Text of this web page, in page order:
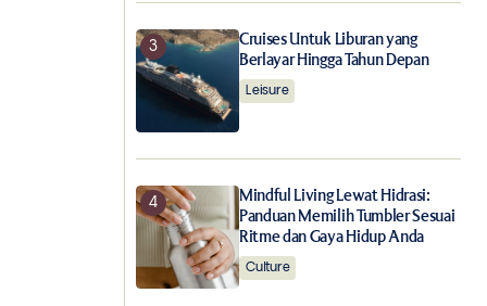
Cruises Untuk Liburan yang
Berlayar Hingga Tahun Depan
Leisure
Mindful Living Lewat Hidrasi:
Panduan Memilih Tumbler Sesuai
Ritme dan Gaya Hidup Anda
Culture